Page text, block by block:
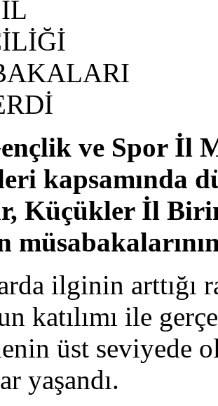
ve Spor İl
kapsamında
Küçükler İl
ilginin arttığı
katılımı ile
üst seviyede
yaşandı.